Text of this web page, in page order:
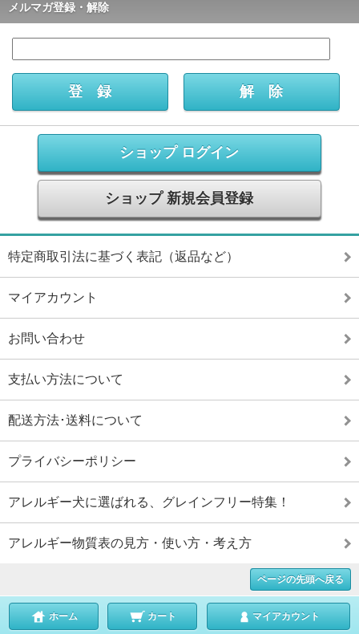
メルマガ登録・解除
ショップ ログイン
ショップ 新規会員登録
特定商取引法に基づく表記（返品など）
マイアカウント
お問い合わせ
支払い方法について
配送方法･送料について
プライバシーポリシー
アレルギー犬に選ばれる、グレインフリー特集！
アレルギー物質表の見方・使い方・考え方
ページの先頭へ戻る
ホーム カート マイアカウント